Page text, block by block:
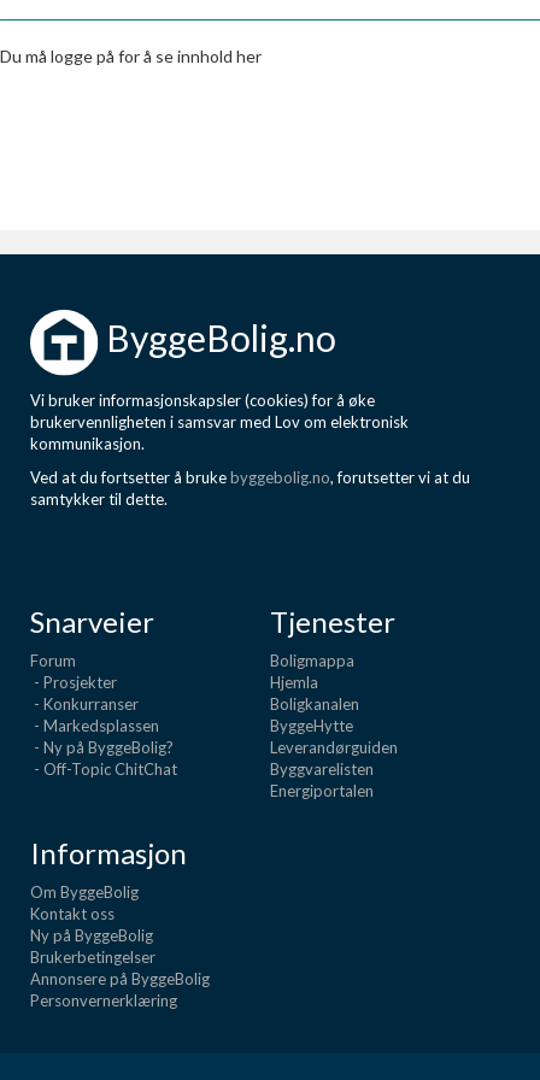
Boligmappa+
Få mer ut av Boligmappa
Du må logge på for å se innhold her
ByggeBolig.no
Vi bruker informasjonskapsler (cookies) for å øke
brukervennligheten i samsvar med Lov om elektronisk
kommunikasjon.
Ved at du fortsetter å brukebyggebolig.no, forutsetter vi at du
samtykker til dette.
Snarveier
Forum
- Prosjekter
- Konkurranser
- Markedsplassen
- Ny på ByggeBolig?
- Off-Topic ChitChat
Tjenester
Boligmappa
Hjemla
Boligkanalen
ByggeHytte
Leverandørguiden
Byggvarelisten
Energiportalen
Informasjon
Om ByggeBolig
Kontakt oss
Ny på ByggeBolig
Brukerbetingelser
Annonsere på ByggeBolig
Personvernerklæring